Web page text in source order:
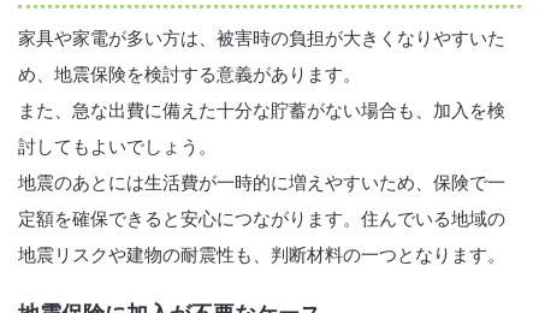
家具や家電が多い方は、被害時の負担が大きくなりやすいた
め、地震保険を検討する意義があります。
また、急な出費に備えた十分な貯蓄がない場合も、加入を検
討してもよいでしょう。
地震のあとには生活費が一時的に増えやすいため、保険で一
定額を確保できると安心につながります。住んでいる地域の
地震リスクや建物の耐震性も、判断材料の一つとなります。